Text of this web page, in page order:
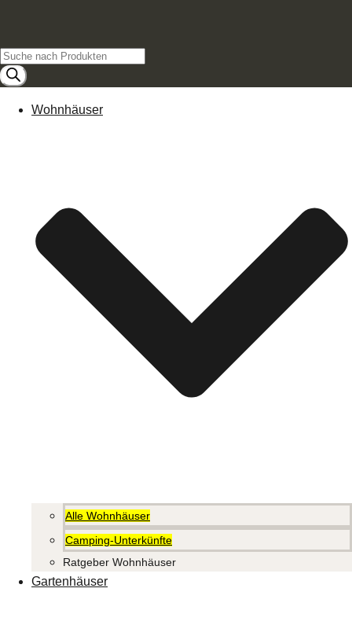
Products
search
Wohnhäuser
Alle Wohnhäuser
Camping-Unterkünfte
Ratgeber Wohnhäuser
Gartenhäuser